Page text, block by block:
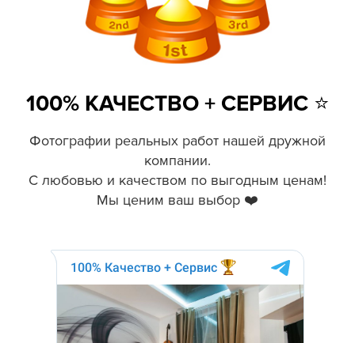
100% КАЧЕСТВО + СЕРВИС ⭐️
Фотографии реальных работ нашей дружной
компании.
С любовью и качеством по выгодным ценам!
Мы ценим ваш выбор ❤️